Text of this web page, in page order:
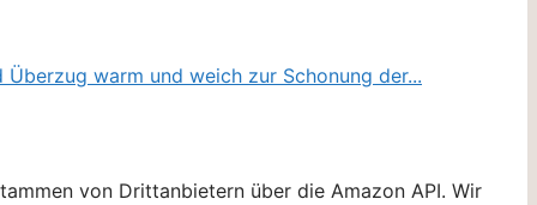
von Drittanbietern über die Amazon API. Wir